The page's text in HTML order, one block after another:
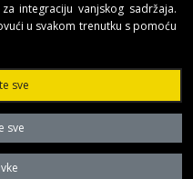
D.O.O.
546
(uplaćen u cjelosti)
u Rijeci
integraciju vanjskog sadržaja.
u svakom trenutku s pomoću
sve
sve